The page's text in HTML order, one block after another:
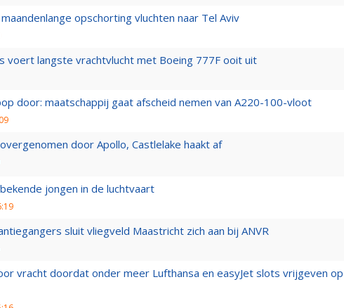
opschorting vluchten naar Tel Aviv
voert langste vrachtvlucht met Boeing 777F ooit uit
door: maatschappij gaat afscheid nemen van A220-100-vloot
door Apollo, Castlelake haakt af
jongen in de luchtvaart
sluit vliegveld Maastricht zich aan bij ANVR
vracht doordat onder meer Lufthansa en easyJet slots vrijgeven op